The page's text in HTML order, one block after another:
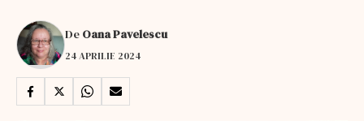
De Oana Pavelescu
24 APRILIE 2024